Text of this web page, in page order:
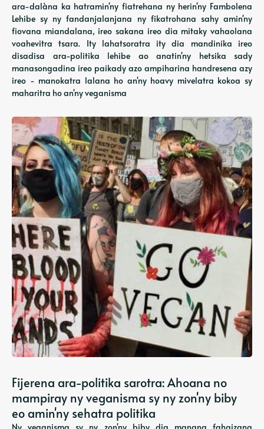
ara-dalàna ka hatramin'ny fiatrehana ny herin'ny Fambolena
Lehibe sy ny fandanjalanjana ny fikatrohana sahy amin'ny
fiovana miandalana, ireo sakana ireo dia mitaky vahaolana
voahevitra tsara. Ity lahatsoratra ity dia mandinika ireo
disadisa ara-politika lehibe ao anatin'ny hetsika sady
manasongadina ireo paikady azo ampiharina handresena azy
ireo - manokatra lalana ho an'ny hoavy mivelatra kokoa sy
maharitra ho an'ny veganisma
Fijerena ara-politika sarotra: Ahoana no
mampiray ny veganisma sy ny zon'ny biby
eo amin'ny sehatra politika